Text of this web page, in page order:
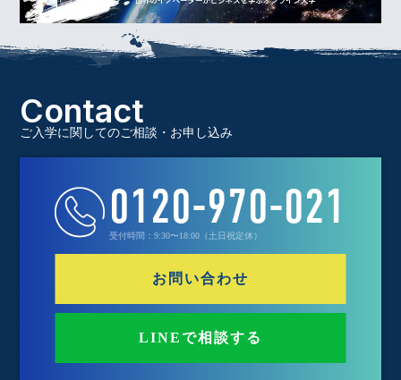
Contact
ご入学に関してのご相談・お申し込み
0120-970-021
受付時間：9:30〜18:00（土日祝定休）
お問い合わせ
LINEで相談する